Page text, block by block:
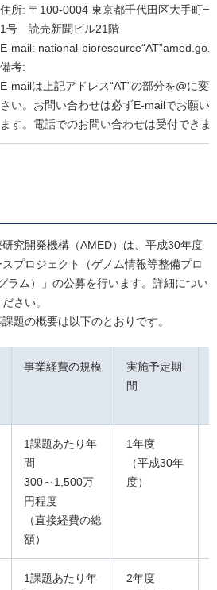
住所: 〒100-0004 東京都千代田区大手町一
1号 読売新聞ビル21階
E-mail: national-
備考:
E-mailは上記アドレス“AT”の部分を@に変
さい。お問い合わせは必ずE-mailでお願い
ます。電話でのお問い合わせは受付できま
究開発機構（AMED）は、平成30年度
スプロジェクト（ゲノム情報等整備プロ
ラム）」の公募を行います。詳細につい
さい。
題の概要は以下のとおりです。
事業経費の規模
実施予定期
間
1課題あたり年
間
300～1,500万
円程度
（直接経費の総
額）
1年度
（平成30年
度）
1課題あたり年
2年度